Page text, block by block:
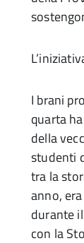
I brani
quarta
della
studenti
tra la
anno,
durante
con la